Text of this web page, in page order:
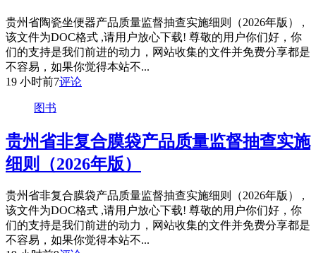
贵州省陶瓷坐便器产品质量监督抽查实施细则（2026年版） ,
该文件为DOC格式 ,请用户放心下载! 尊敬的用户你们好，你
们的支持是我们前进的动力，网站收集的文件并免费分享都是
不容易，如果你觉得本站不...
19 小时前7评论
图书
贵州省非复合膜袋产品质量监督抽查实施
细则（2026年版）
贵州省非复合膜袋产品质量监督抽查实施细则（2026年版） ,
该文件为DOC格式 ,请用户放心下载! 尊敬的用户你们好，你
们的支持是我们前进的动力，网站收集的文件并免费分享都是
不容易，如果你觉得本站不...